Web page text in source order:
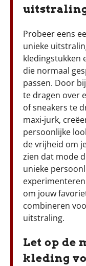
Probeer eens
unieke
kledingstukken
die normaal
passen. Door
te dragen over
of sneakers te
maxi-jurk,
persoonlijke
de vrijheid om
zien dat mode
unieke
om jouw
combineren
uitstraling.
Let op de
kleding